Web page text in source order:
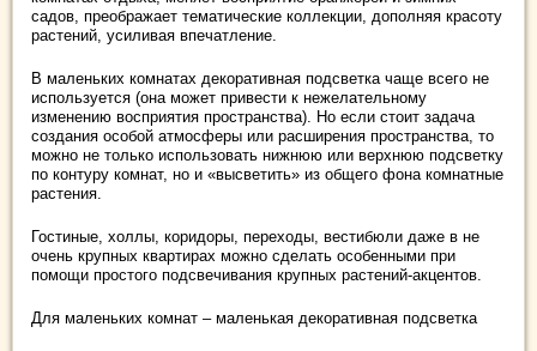
садов, преображает тематические коллекции, дополняя красоту
растений, усиливая впечатление.
В маленьких комнатах декоративная подсветка чаще всего не
используется (она может привести к нежелательному
изменению восприятия пространства). Но если стоит задача
создания особой атмосферы или расширения пространства, то
можно не только использовать нижнюю или верхнюю подсветку
по контуру комнат, но и «высветить» из общего фона комнатные
растения.
Гостиные, холлы, коридоры, переходы, вестибюли даже в не
очень крупных квартирах можно сделать особенными при
помощи простого подсвечивания крупных растений-акцентов.
Для маленьких комнат – маленькая декоративная подсветка